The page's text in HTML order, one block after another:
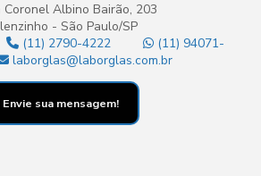
Albino Bairão, 203
- São Paulo/SP
(11) 2790-4222
(11) 94071-
laborglas@laborglas.com.br
Envie sua mensagem!